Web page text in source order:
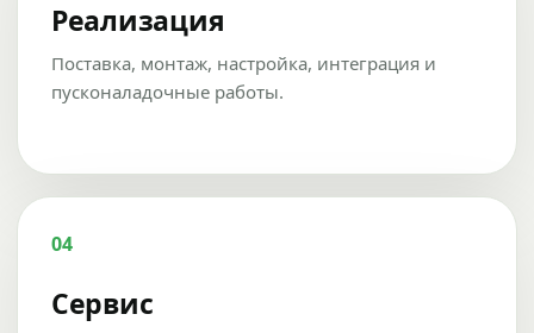
Реализация
Поставка, монтаж, настройка, интеграция и
пусконаладочные работы.
04
Сервис